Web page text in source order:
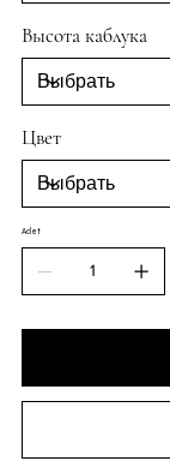
Высота каблука
Цвет
Adet